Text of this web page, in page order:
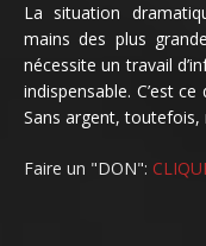
La situation
mains des plus
nécessite un travail
indispensable. C’est
Sans argent, toutefois,
Faire un "DON":